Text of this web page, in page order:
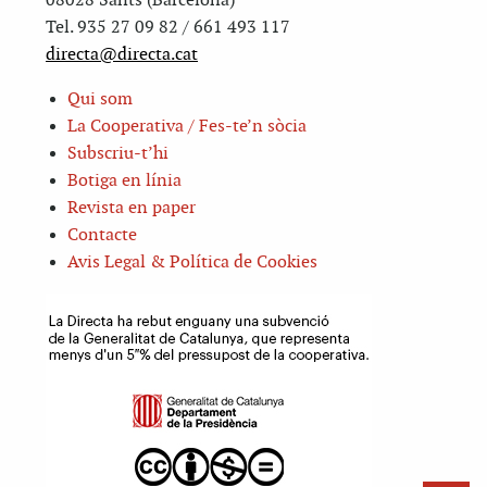
Tel. 935 27 09 82 / 661 493 117
directa@directa.cat
Qui som
La Cooperativa / Fes-te’n sòcia
Subscriu-t’hi
Botiga en línia
Revista en paper
Contacte
Avis Legal & Política de Cookies